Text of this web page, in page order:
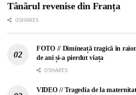
Tânărul revenise din Franța
0 SHARES
FOTO // Dimineață tragică în
de ani și-a pierdut viața
0 SHARES
VIDEO // Tragedia de la